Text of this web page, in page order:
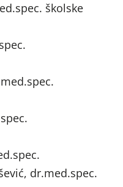
školske
dr.med.spec.